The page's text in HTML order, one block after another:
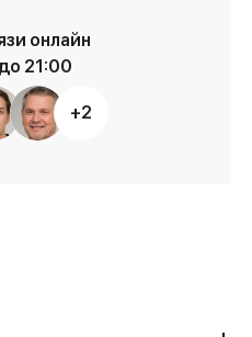
онлайн
21:00
+2